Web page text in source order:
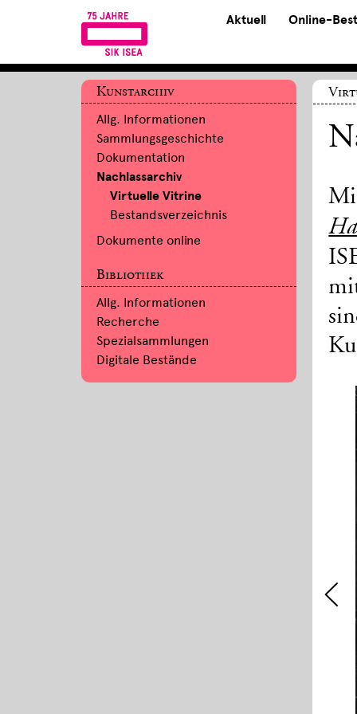
Aktuell Online-
Kunstarchiv
Allg. Informationen
Sammlungsgeschichte
Dokumentation
Nachlassarchiv
Virtuelle Vitrine
Bestandsverzeichnis
Dokumente online
Bibliothek
Allg. Informationen
Recherche
Spezialsammlungen
Digitale Bestände